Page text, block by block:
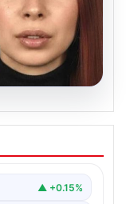
trajik▲ +0.15%